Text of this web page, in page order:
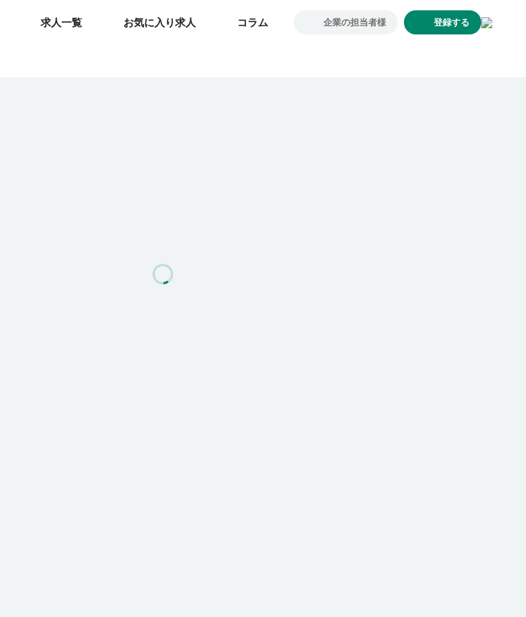
求人一覧 お気に入り求人 コラム 企業の担当者様 登録する
求人一覧 お気に入り求人 コラム 企業の担当者様 登録する